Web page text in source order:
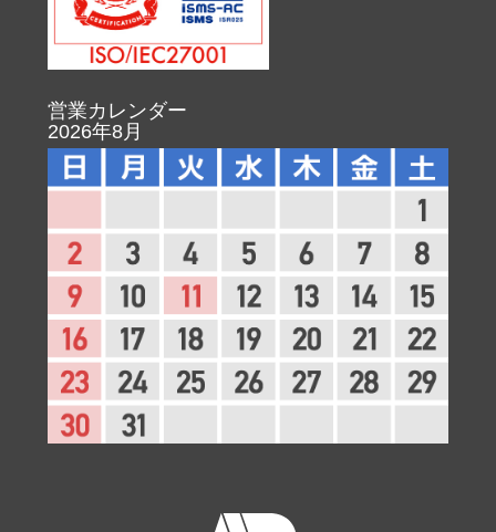
営業カレンダー
2026年8月